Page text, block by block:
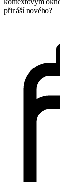
přináší nového?